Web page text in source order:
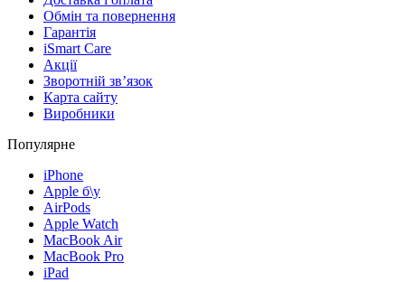
Обмін та повернення
Гарантія
iSmart Care
Акції
Зворотній зв’язок
Карта сайту
Виробники
Популярне
iPhone
Apple б\у
AirPods
Apple Watch
MacBook Air
MacBook Pro
iPad